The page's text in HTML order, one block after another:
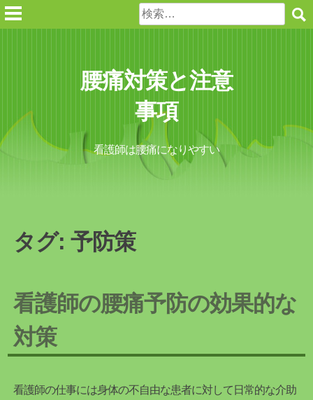
Skip
to
検
索:
腰痛対策と注意
事項
看護師は腰痛になりやすい
タグ:予防策
看護師の腰痛予防の効果的な
対策
看護師の仕事には身体の不自由な患者に対して日常的な介助